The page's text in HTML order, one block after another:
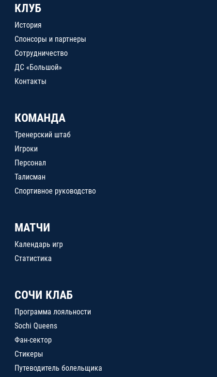
КЛУБ
История
Спонсоры и партнеры
Сотрудничество
ДС «Большой»
Контакты
КОМАНДА
Тренерский штаб
Игроки
Персонал
Талисман
Спортивное руководство
МАТЧИ
Календарь игр
Статистика
СОЧИ КЛАБ
Программа лояльности
Sochi Queens
Фан-сектор
Стикеры
Путеводитель болельщика